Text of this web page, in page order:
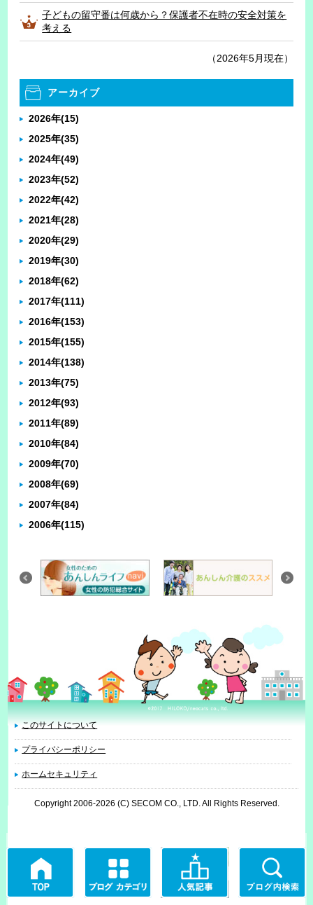
子どもの留守番は何歳から？保護者不在時の安全対策を
考える
（2026年5月現在）
アーカイブ
2026年(15)
2025年(35)
2024年(49)
2023年(52)
2022年(42)
2021年(28)
2020年(29)
2019年(30)
2018年(62)
2017年(111)
2016年(153)
2015年(155)
2014年(138)
2013年(75)
2012年(93)
2011年(89)
2010年(84)
2009年(70)
2008年(69)
2007年(84)
2006年(115)
このサイトについて
プライバシーポリシー
ホームセキュリティ
Copyright 2006-2026 (C) SECOM CO., LTD. All Rights Reserved.